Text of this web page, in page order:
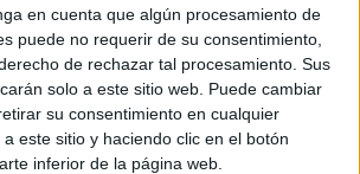
en cuenta que algún procesamiento de
puede no requerir de su consentimiento,
de rechazar tal procesamiento. Sus
solo a este sitio web. Puede cambiar
su consentimiento en cualquier
este sitio y haciendo clic en el botón
inferior de la página web.
detenciones ni tampoco que se hayan
Sí podría haber causado un mal mayor
de estos ataques existe la
el conductor pierda el control del
un accidente.